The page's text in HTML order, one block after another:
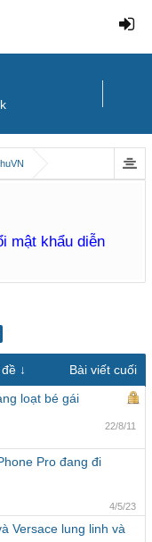
mật khẩu diễn
↓
Bài viết cuối
loạt bé gái
22/8/11
Pro đang đi
4/5/23
Versace lung linh và